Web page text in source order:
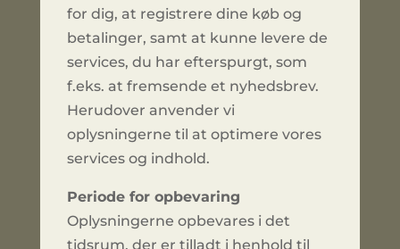
for dig, at registrere dine køb og
betalinger, samt at kunne levere de
services, du har efterspurgt, som
f.eks. at fremsende et nyhedsbrev.
Herudover anvender vi
oplysningerne til at optimere vores
services og indhold.
Periode for opbevaring
Oplysningerne opbevares i det
tidsrum, der er tilladt i henhold til